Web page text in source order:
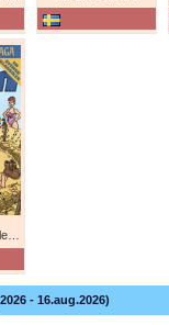
- 16.aug.2026)